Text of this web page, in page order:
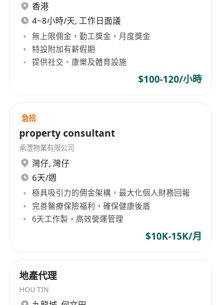
香港
4~8小時/天, 工作日面議
無上限佣金，勤工獎金，月度獎金
特設附加有薪假期
提供社交、康樂及體育設施
$100-120/小時
急招
property consultant
承灃物業有限公司
灣仔, 灣仔
6天/週
極具吸引力的佣金架構，最大化個人財務回報
完善醫療保險福利，確保健康後盾
6天工作製，高效營運管理
$10K-15K/月
地產代理
HOU TIN